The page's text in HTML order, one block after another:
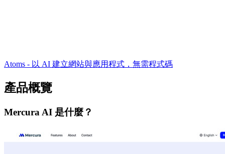
Atoms - 以 AI 建立網站與應用程式，無需程式碼
產品概覽
Mercura AI 是什麼？